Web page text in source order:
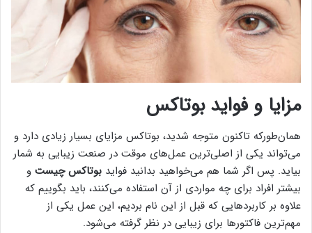
مزایا و فواید بوتاکس
همان‌طورکه تاکنون متوجه شدید، بوتاکس مزایای بسیار زیادی دارد و
می‌تواند یکی از اصلی‌ترین عمل‌های موقت در صنعت زیبایی به شمار
بیاید. پس اگر شما هم می‌خواهید بدانید فواید بوتاکس چیست و
بیشتر افراد برای چه مواردی از آن استفاده می‌کنند، باید بگوییم که
علاوه بر کاربرد‌هایی که قبل از این نام بردیم، این عمل یکی از
مهم‌ترین فاکتورها برای زیبایی در نظر گرفته می‌شود.